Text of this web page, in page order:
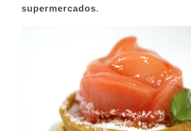
supermercados.